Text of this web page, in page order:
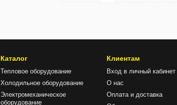
Каталог
Тепловое оборудование
Холодильное оборудование
Электромеханическое
оборудование
Клиентам
Вход в личный кабинет
О нас
Оплата и доставка